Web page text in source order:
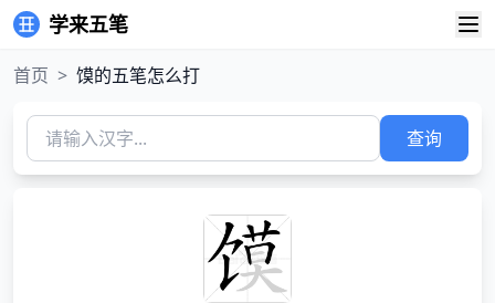
学来五笔
首页 > 馍的五笔怎么打
查询